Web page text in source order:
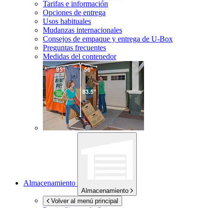
Tarifas e información
Opciones de entrega
Usos habituales
Mudanzas internacionales
Consejos de empaque y entrega de U-Box
Preguntas frecuentes
Medidas del contenedor
Almacenamiento
Almacenamiento
Volver al menú principal